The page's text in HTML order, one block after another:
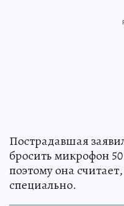
Пострадавшая
бросить микрофон
поэтому она
специально.